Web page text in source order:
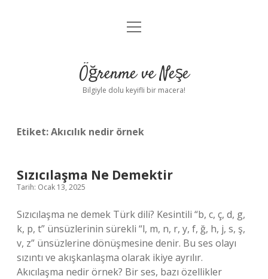
Anasayfa
Yasal Uyarı
menüyü
Öğrenme ve Neşe
Bilgiyle dolu keyifli bir macera!
Etiket:Akıcılık nedir örnek
Sızıcılaşma Ne Demektir
Tarih: Ocak 13, 2025
Sızıcılaşma ne demek Türk dili? Kesintili “b, c, ç, d, g,
k, p, t” ünsüzlerinin sürekli “l, m, n, r, y, f, ğ, h, j, s, ş,
v, z” ünsüzlerine dönüşmesine denir. Bu ses olayı
sızıntı ve akışkanlaşma olarak ikiye ayrılır.
Akıcılaşma nedir örnek? Bir ses, bazı özellikler